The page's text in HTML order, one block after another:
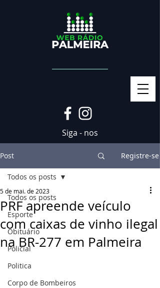
Siga - nos
Post Registre-se
Todos os posts
Esporte
Obituário
Policial
Politica
Corpo de Bombeiros
Todos os posts
PRF apreende veículo
com caixas de vinho ilegal
na BR-277 em Palmeira
5 de mai. de 2023